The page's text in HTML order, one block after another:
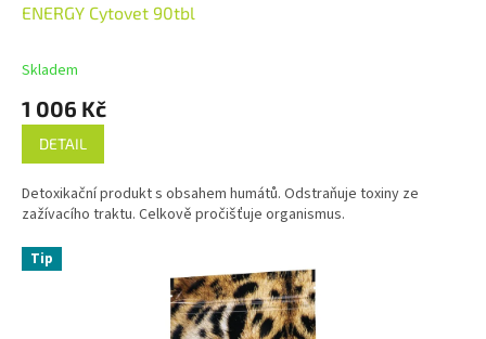
ENERGY Cytovet 90tbl
Skladem
1 006 Kč
DETAIL
Detoxikační produkt s obsahem humátů. Odstraňuje toxiny ze
zažívacího traktu. Celkově pročišťuje organismus.
Tip